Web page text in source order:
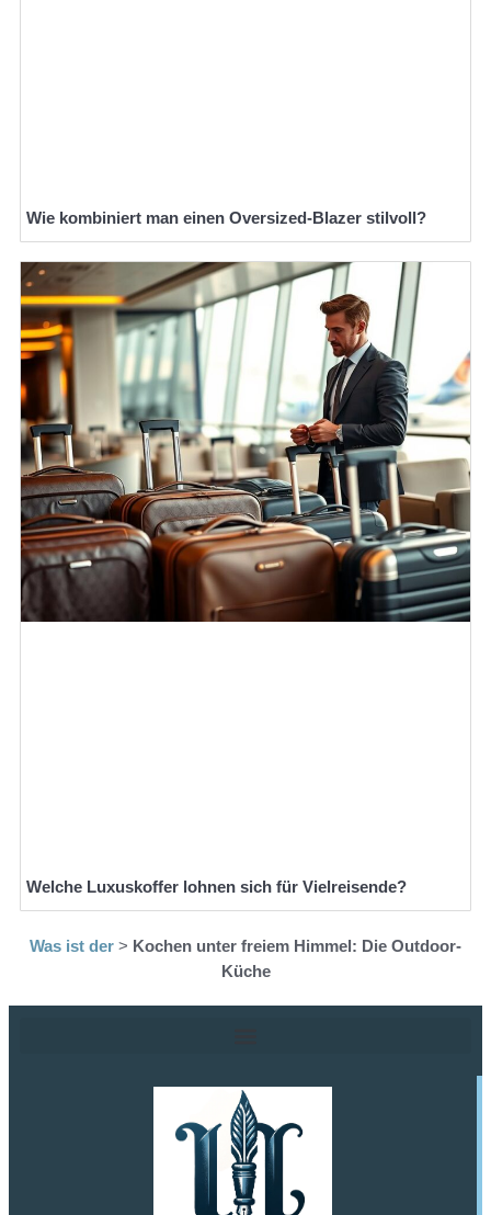
Wie kombiniert man einen Oversized-Blazer stilvoll?
Welche Luxuskoffer lohnen sich für Vielreisende?
Was ist der > Kochen unter freiem Himmel: Die Outdoor-
Küche